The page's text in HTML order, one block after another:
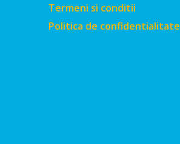
Termeni si conditii
Politica de confidentialitate